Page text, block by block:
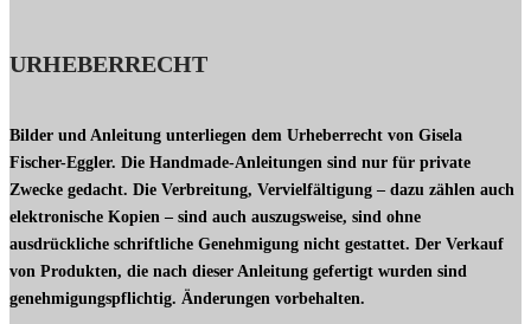
URHEBERRECHT
Bilder und Anleitung unterliegen dem Urheberrecht von Gisela
Fischer-Eggler. Die Handmade-Anleitungen sind nur für private
Zwecke gedacht. Die Verbreitung, Vervielfältigung – dazu zählen auch
elektronische Kopien – sind auch auszugsweise, sind ohne
ausdrückliche schriftliche Genehmigung nicht gestattet. Der Verkauf
von Produkten, die nach dieser Anleitung gefertigt wurden sind
genehmigungspflichtig. Änderungen vorbehalten.